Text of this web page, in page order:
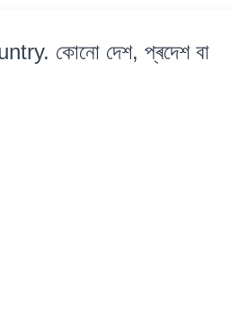
কোনো দেশ, প্ৰদেশ বা